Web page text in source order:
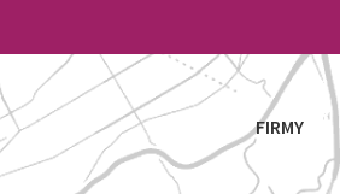
FIRMY